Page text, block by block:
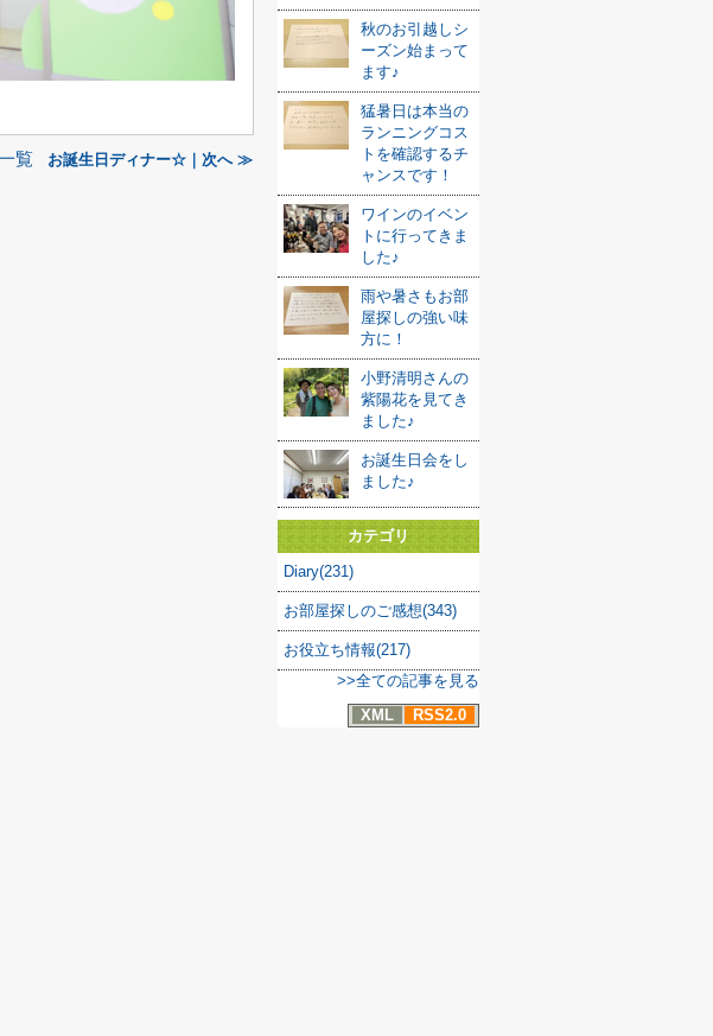
覧 お誕生日ディナー☆｜次へ ≫
秋のお引越しシ
ーズン始まって
ます♪
猛暑日は本当の
ランニングコス
トを確認するチ
ャンスです！
ワインのイベン
トに行ってきま
した♪
雨や暑さもお部
屋探しの強い味
方に！
小野清明さんの
紫陽花を見てき
ました♪
お誕生日会をし
ました♪
カテゴリ
Diary(231)
お部屋探しのご感想(343)
お役立ち情報(217)
>>全ての記事を見る
XML
RSS2.0